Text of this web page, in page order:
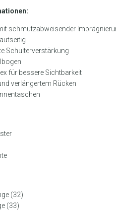
schmutzabweisender
Schulterverstärkung
für bessere Sichtbarkeit
verlängertem Rücken
(32)
(33)